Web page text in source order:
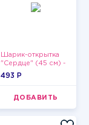
Шарик-открытка
"Сердце" (45 см) -
2
493 P
ДОБАВИТЬ